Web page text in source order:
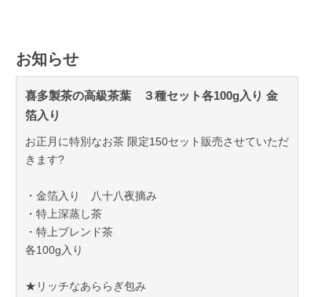
お知らせ
喜多製茶の高級茶葉 ３種セット各100g入り 金
箔入り
お正月に特別なお茶 限定150セット販売させていただ
きます?
・金箔入り 八十八夜摘み
・特上深蒸し茶
・特上ブレンド茶
各100g入り
★リッチなあららぎ包み